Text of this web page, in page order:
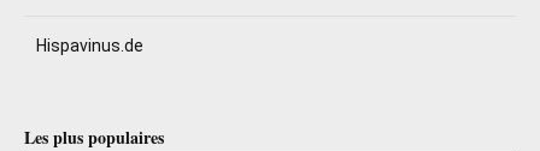
Hispavinus.de
Les plus populaires